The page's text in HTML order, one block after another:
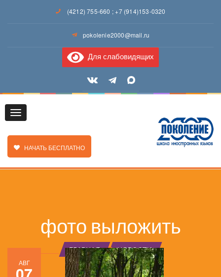
(4212) 755-660 ;+7 (914)153-0320
pokolenie2000@mail.ru
Для слабовидящих
Toggle
ЗАКАЗАТЬ ЗВОНОК
НАЧАТЬ БЕСПЛАТНО
фото выложить
ГЛАВНАЯ НОВОСТИ
АВГ